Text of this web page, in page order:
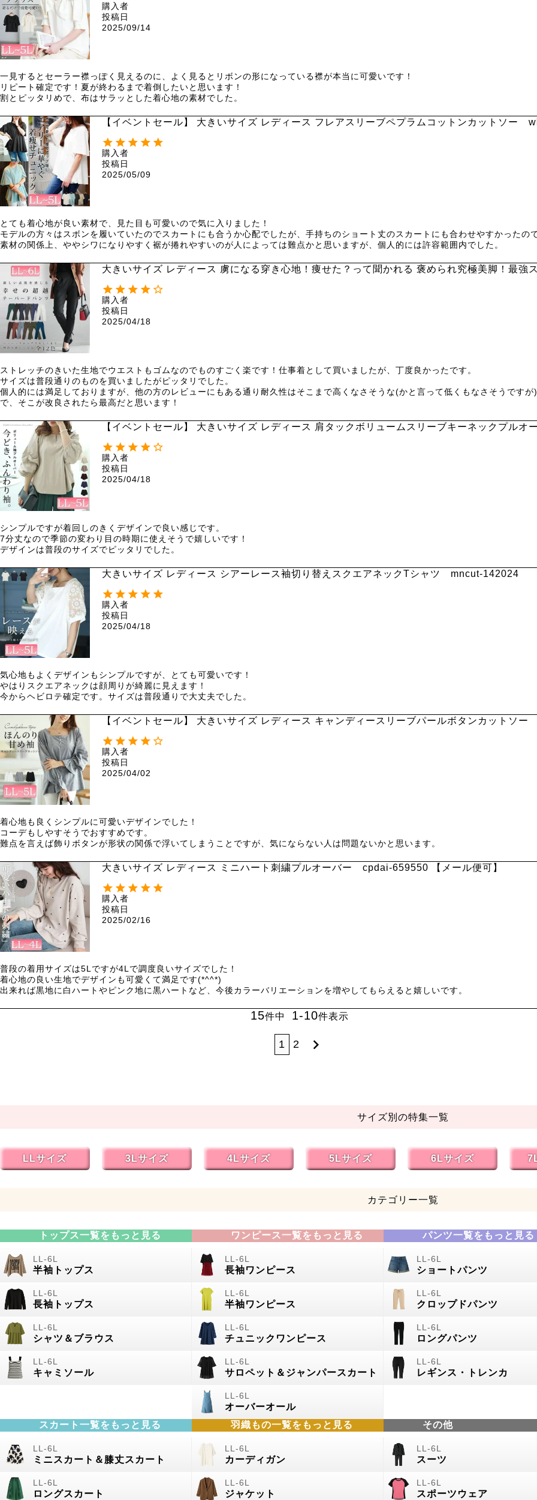
購入者
投稿日
2025/09/14
一見するとセーラー襟っぽく見えるのに、よく見るとリボンの形になっている襟が本当に可愛いです！
リピート確定です！夏が終わるまで着倒したいと思います！
割とピッタリめで、布はサラッとした着心地の素材でした。
【イベントセール】 大きいサイズ レディース フレアスリーブペプラムコットンカットソー
購入者
投稿日
2025/05/09
とても着心地が良い素材で、見た目も可愛いので気に入りました！
モデルの方々はスボンを履いていたのでスカートにも合うか心配でしたが、手持ちのショート丈のスカートにも合わせやすかったの
素材の関係上、ややシワになりやすく裾が捲れやすいのが人によっては難点かと思いますが、個人的には許容範囲内でした。
大きいサイズ レディース 虜になる穿き心地！痩せた？って聞かれる 褒められ究極美脚！最強
購入者
投稿日
2025/04/18
ストレッチのきいた生地でウエストもゴムなのでものすごく楽です！仕事着として買いましたが、丁度良かったです。
サイズは普段通りのものを買いましたがピッタリでした。
個人的には満足しておりますが、他の方のレビューにもある通り耐久性はそこまで高くなさそうな(かと言って低くもなさそうですが
で、そこが改良されたら最高だと思います！
【イベントセール】 大きいサイズ レディース 肩タックボリュームスリーブキーネックプル
購入者
投稿日
2025/04/18
シンプルですが着回しのきくデザインで良い感じです。
7分丈なので季節の変わり目の時期に使えそうで嬉しいです！
デザインは普段のサイズでピッタリでした。
大きいサイズ レディース シアーレース袖切り替えスクエアネックTシャツ mncut-142024
購入者
投稿日
2025/04/18
気心地もよくデザインもシンプルですが、とても可愛いです！
やはりスクエアネックは顔周りが綺麗に見えます！
今からヘビロテ確定です。サイズは普段通りで大丈夫でした。
【イベントセール】 大きいサイズ レディース キャンディースリーブパールボタンカットソ
購入者
投稿日
2025/04/02
着心地も良くシンプルに可愛いデザインでした！
コーデもしやすそうでおすすめです。
難点を言えば飾りボタンが形状の関係で浮いてしまうことですが、気にならない人は問題ないかと思います。
大きいサイズ レディース ミニハート刺繍プルオーバー cpdai-659550 【メール便可】
購入者
投稿日
2025/02/16
普段の着用サイズは5Lですが4Lで調度良いサイズでした！
着心地の良い生地でデザインも可愛くて満足です(*^^*)
出来れば黒地に白ハートやピンク地に黒ハートなど、今後カラーバリエーションを増やしてもらえると嬉しいです。
15件中 1-10件表示
1 2
サイズ別の特集一覧
LLサイズ 3Lサイズ 4Lサイズ 5Lサイズ 6Lサイズ
カテゴリー一覧
トップス一覧をもっと見る
半袖トップス
長袖トップス
シャツ＆ブラウス
キャミソール
ワンピース一覧をもっと見る
長袖ワンピース
半袖ワンピース
チュニックワンピース
サロペット＆ジャンパースカート
オーバーオール
パンツ一覧をもっと見る
ショートパンツ
クロップドパンツ
ロングパンツ
レギンス・トレンカ
スカート一覧をもっと見る
ミニスカート＆膝丈スカート
ロングスカート
羽織もの一覧をもっと見る
カーディガン
ジャケット
その他
スーツ
スポーツウェア